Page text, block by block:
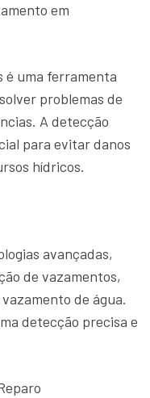
em
é uma ferramenta
problemas de
A detecção
para evitar danos
hídricos.
avançadas,
de vazamentos,
de água.
detecção precisa e